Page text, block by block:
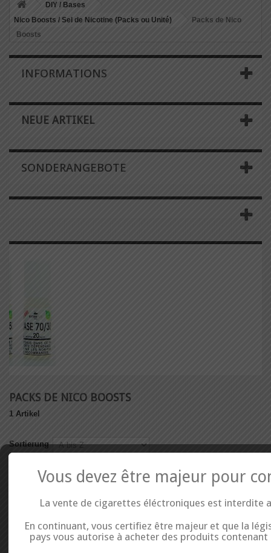
DIY / Bases
Nico Boosts / Sel de Nicotine (Packs ou Unité)
Packs de Nico
Boosts
INFORMATIONS
NEUE ARTIKEL
SONDERANGEBOTE
PACKS DE NICO BOOSTS
1 Artikel
Sortierung
Vergleichen (0 )
Vous devez être majeur pour
La vente de cigarettes éléctroniques est interdite
En continuant, vous certifiez être majeur et que la
pays vous autorise à acheter des produits contenant